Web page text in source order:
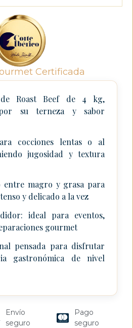
Certificada
de Roast Beef de 4 kg,
por su terneza y sabor
cocciones lentas o al
jugosidad y textura
entre magro y grasa para
y delicado a la vez
ideal para eventos,
gourmet
pensada para disfrutar
gastronómica de nivel
Envío
seguro
Pago
seguro